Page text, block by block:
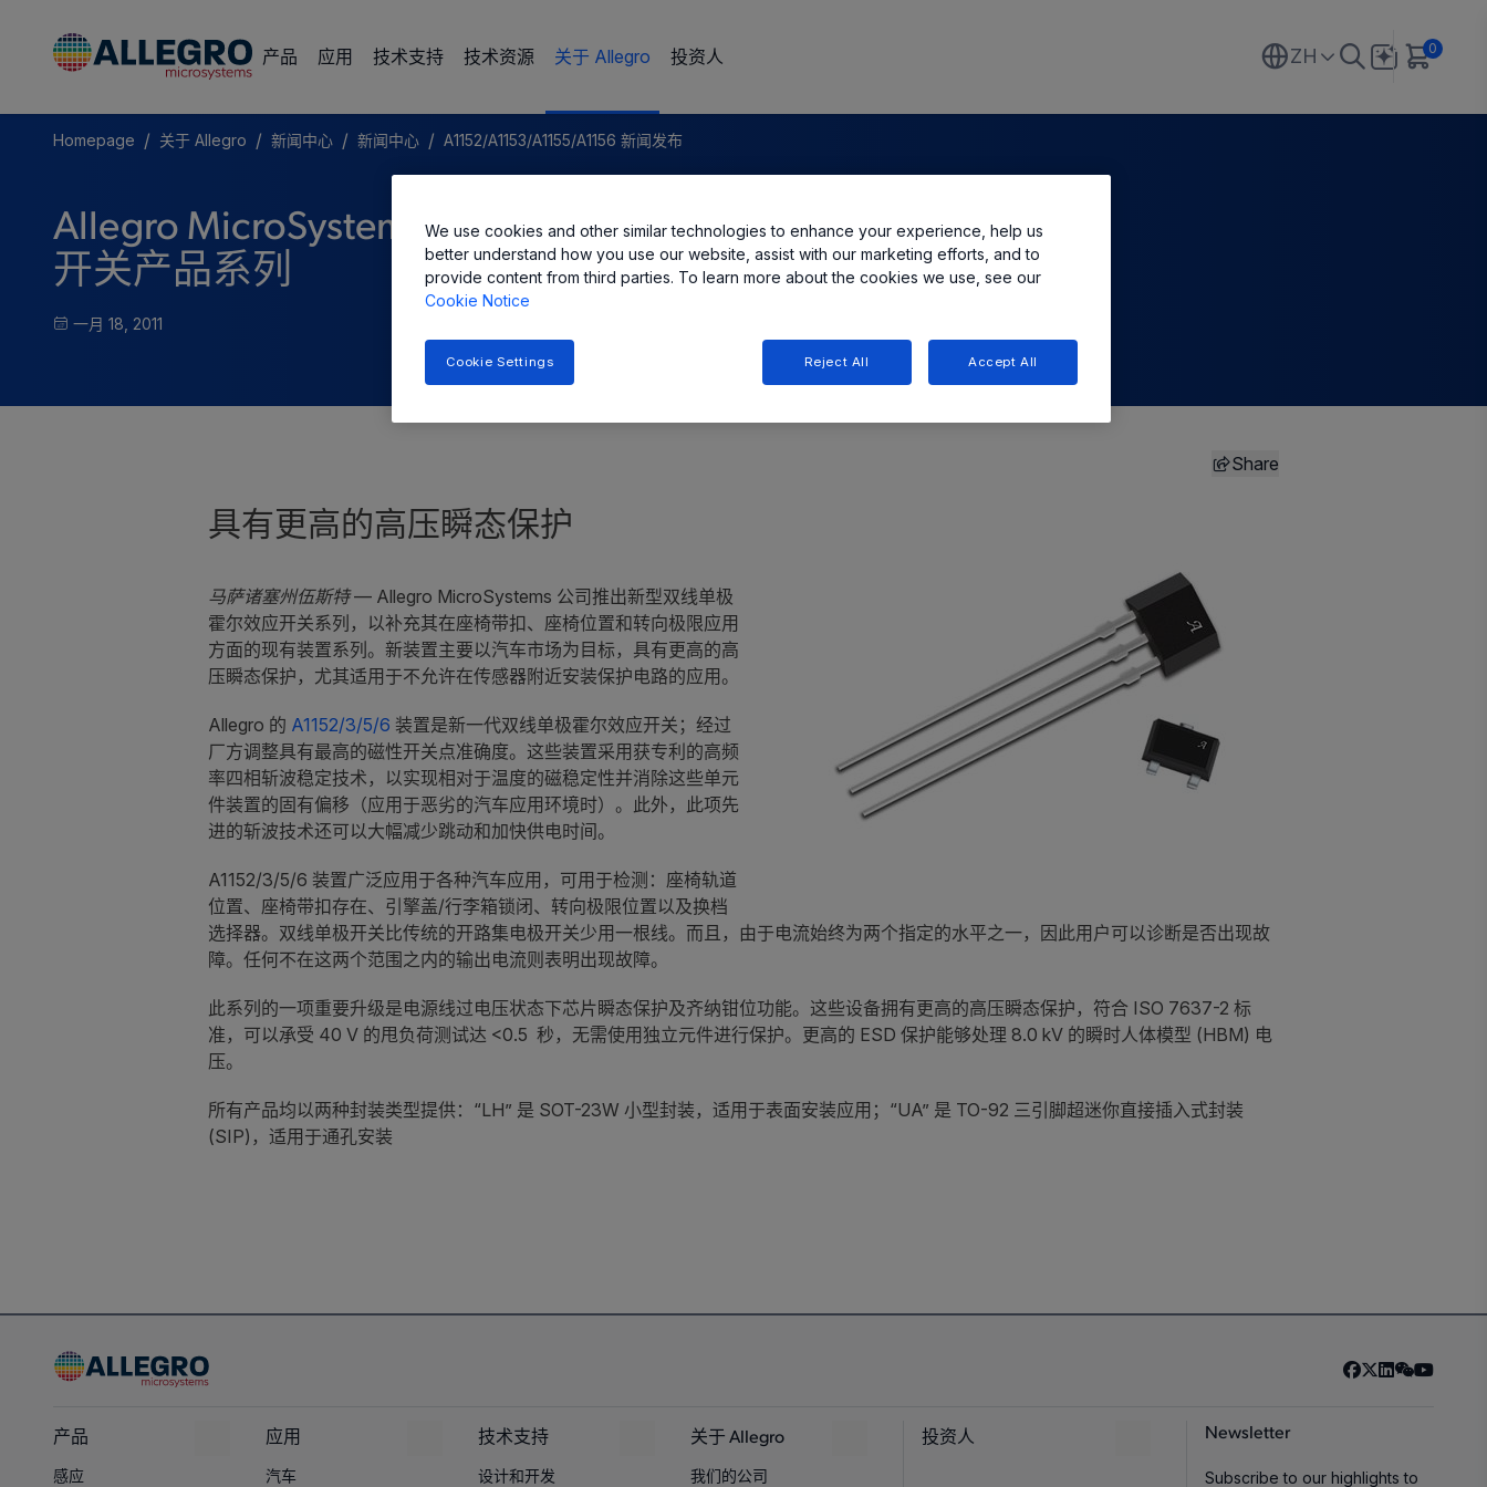
产品 应用 技术支持 技术资源 关于 Allegro 投资人 ZH 0
Homepage / 关于 Allegro / 新闻中心 / 新闻中心 / A1152/A1153/A1155/A1156 新闻发布
Allegro MicroSystems 公司推出新型双线霍尔效应单极
开关产品系列
一月 18, 2011
Share
具有更高的高压瞬态保护
马萨诸塞州伍斯特— Allegro MicroSystems 公司推出新型双线单极
霍尔效应开关系列，以补充其在座椅带扣、座椅位置和转向极限应用
方面的现有装置系列。新装置主要以汽车市场为目标，具有更高的高
压瞬态保护，尤其适用于不允许在传感器附近安装保护电路的应用。
Allegro 的 A1152/3/5/6 装置是新一代双线单极霍尔效应开关；经过
厂方调整具有最高的磁性开关点准确度。这些装置采用获专利的高频
率四相斩波稳定技术，以实现相对于温度的磁稳定性并消除这些单元
件装置的固有偏移（应用于恶劣的汽车应用环境时）。此外，此项先
进的斩波技术还可以大幅减少跳动和加快供电时间。
A1152/3/5/6 装置广泛应用于各种汽车应用，可用于检测：座椅轨道
位置、座椅带扣存在、引擎盖/行李箱锁闭、转向极限位置以及换档
选择器。双线单极开关比传统的开路集电极开关少用一根线。而且，由于电流始终为两个指定的水平之一，因此用户可以诊断是否出现故
障。任何不在这两个范围之内的输出电流则表明出现故障。
此系列的一项重要升级是电源线过电压状态下芯片瞬态保护及齐纳钳位功能。这些设备拥有更高的高压瞬态保护，符合 ISO 7637-2 标
准，可以承受 40 V 的甩负荷测试达 <0.5 秒，无需使用独立元件进行保护。更高的 ESD 保护能够处理 8.0 kV 的瞬时人体模型 (HBM) 电
压。
所有产品均以两种封装类型提供：“LH” 是 SOT-23W 小型封装，适用于表面安装应用；“UA” 是 TO-92 三引脚超迷你直接插入式封装
(SIP)，适用于通孔安装
产品
感应
应用
汽车
技术支持
设计和开发
关于 Allegro
我们的公司
投资人 Newsletter
Subscribe to our highlights to
We use cookies and other similar technologies to enhance your experience, help us
better understand how you use our website, assist with our marketing efforts, and to
provide content from third parties. To learn more about the cookies we use, see our
Cookie Notice
Reject All Accept All
Cookie Settings